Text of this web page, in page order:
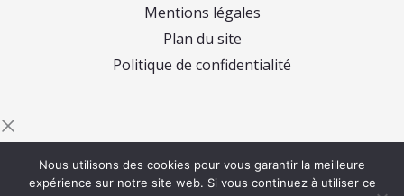
Mentions légales
Plan du site
Politique de confidentialité
pour rechercher
Nous utilisons des cookies pour vous garantir la meilleure
expérience sur notre site web. Si vous continuez à utiliser ce